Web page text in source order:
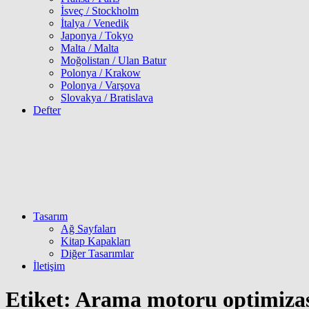
İsveç / Stockholm
İtalya / Venedik
Japonya / Tokyo
Malta / Malta
Moğolistan / Ulan Batur
Polonya / Krakow
Polonya / Varşova
Slovakya / Bratislava
Defter
Tasarım
Ağ Sayfaları
Kitap Kapakları
Diğer Tasarımlar
İletişim
Etiket: Arama motoru